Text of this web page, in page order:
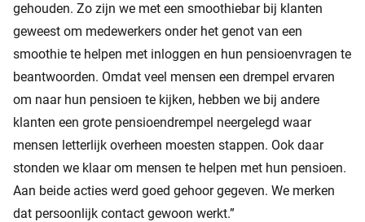
gehouden. Zo zijn we met een smoothiebar bij klanten
geweest om medewerkers onder het genot van een
smoothie te helpen met inloggen en hun pensioenvragen te
beantwoorden. Omdat veel mensen een drempel ervaren
om naar hun pensioen te kijken, hebben we bij andere
klanten een grote pensioendrempel neergelegd waar
mensen letterlijk overheen moesten stappen. Ook daar
stonden we klaar om mensen te helpen met hun pensioen.
Aan beide acties werd goed gehoor gegeven. We merken
dat persoonlijk contact gewoon werkt.”